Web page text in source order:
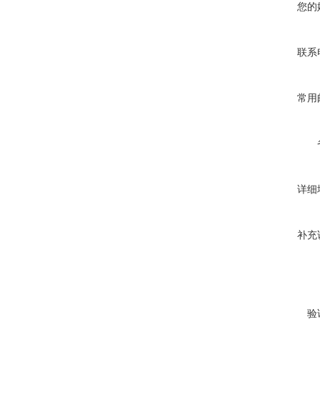
您的
联系
常用
详细
补充
验